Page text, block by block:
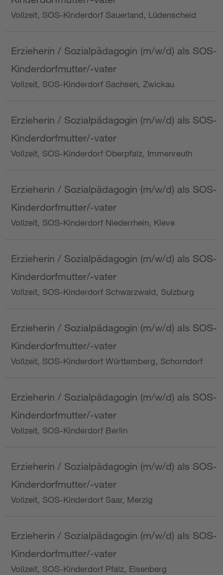
Vollzeit, SOS-Kinderdorf Sauerland, Lüdenscheid
Erzieherin / Sozialpädagogin (m/w/d) als SOS-
Kinderdorfmutter/-vater
Vollzeit, SOS-Kinderdorf Sachsen, Zwickau
Erzieherin / Sozialpädagogin (m/w/d) als SOS-
Kinderdorfmutter/-vater
Vollzeit, SOS-Kinderdorf Oberpfalz, Immenreuth
Erzieherin / Sozialpädagogin (m/w/d) als SOS-
Kinderdorfmutter/-vater
Vollzeit, SOS-Kinderdorf Niederrhein, Kleve
Erzieherin / Sozialpädagogin (m/w/d) als SOS-
Kinderdorfmutter/-vater
Vollzeit, SOS-Kinderdorf Schwarzwald, Sulzburg
Erzieherin / Sozialpädagogin (m/w/d) als SOS-
Kinderdorfmutter/-vater
Vollzeit, SOS-Kinderdorf Württemberg, Schorndorf
Erzieherin / Sozialpädagogin (m/w/d) als SOS-
Kinderdorfmutter/-vater
Vollzeit, SOS-Kinderdorf Berlin
Erzieherin / Sozialpädagogin (m/w/d) als SOS-
Kinderdorfmutter/-vater
Vollzeit, SOS-Kinderdorf Saar, Merzig
Erzieherin / Sozialpädagogin (m/w/d) als SOS-
Kinderdorfmutter/-vater
Vollzeit, SOS-Kinderdorf Pfalz, Eisenberg